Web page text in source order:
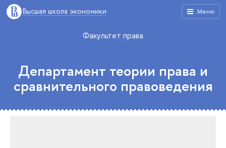
Меню
Высшая школа экономики
Факультет права
Департамент теории права и
сравнительного правоведения